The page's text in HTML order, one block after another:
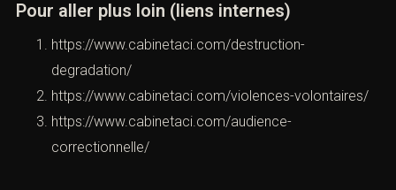
A. Définition légale
Texte central :article 322-1 du Code pénal
(Légifrance)
La notion de “dommage léger” peut faire basculer
la réponse pénale.